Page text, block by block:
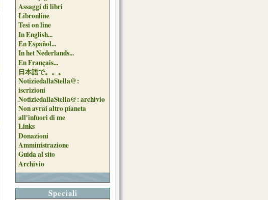
Assaggi di libri
Libronline
Tesi on line
In English...
En Español...
In het Nederlands...
En Français...
日本語で。。。
NotiziedallaStella@:
iscrizioni
NotiziedallaStella@: archivio
Non avrai altro pianeta
all'infuori di me
Links
Donazioni
Amministrazione
Guida al sito
Archivio
Speciali